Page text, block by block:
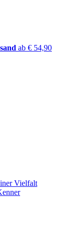
ab € 54,90
Vielfalt